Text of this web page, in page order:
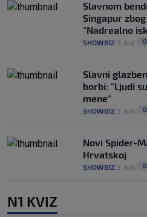
Slavnom
Singapur
"Nadrealno
SHOWBIZ 3. kol. 0
Slavni
borbi: "Ljudi
mene"
SHOWBIZ 3. kol. 0
Novi Spider-
Hrvatskoj
SHOWBIZ 3. kol. 0
N1 KVIZ